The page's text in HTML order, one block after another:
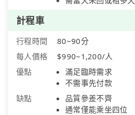
計程車
行程時間
80~90分
每人價格
$990~1,200/人
優點
滿足臨時需求
不需事先付款
缺點
品質參差不齊
通常僅能乘坐四位